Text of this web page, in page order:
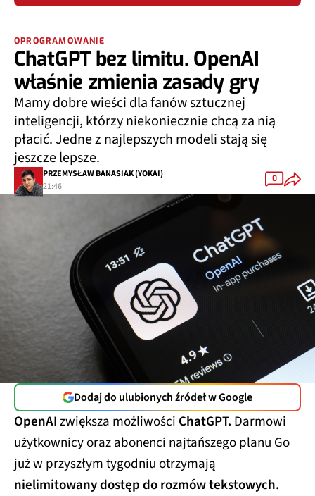
OPROGRAMOWANIE
ChatGPT bez limitu. OpenAI
właśnie zmienia zasady gry
Mamy dobre wieści dla fanów sztucznej
inteligencji, którzy niekoniecznie chcą za nią
płacić. Jedne z najlepszych modeli stają się
jeszcze lepsze.
PRZEMYSŁAW BANASIAK (YOKAI)
21:46
0
Dodaj do ulubionych źródeł w Google
OpenAIzwiększa możliwości ChatGPT. Darmowi
użytkownicy oraz abonenci najtańszego planu Go
już w przyszłym tygodniu otrzymają
nielimitowany dostęp do rozmów tekstowych.